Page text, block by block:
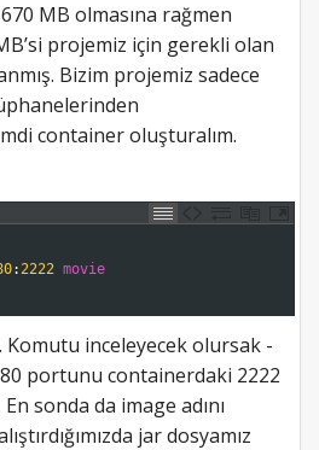
MB olmasına rağmen
projemiz için gerekli olan
Bizim projemiz sadece
container oluşturalım.
: 2222 movie
inceleyecek olursak -
portunu containerdaki 2222
sonda da image adını
jar dosyamız